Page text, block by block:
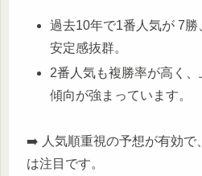
過去10年で1番人気が 7勝
安定感抜群。
2番人気も複勝率が高く
傾向が強まっています。
➡️ 人気順重視の予想が有効で
は注目です。